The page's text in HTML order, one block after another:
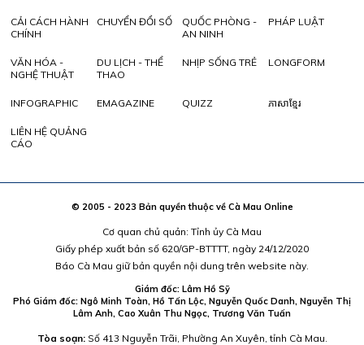
CẢI CÁCH HÀNH
CHÍNH
CHUYỂN ĐỔI SỐ
QUỐC PHÒNG -
AN NINH
PHÁP LUẬT
VĂN HÓA -
NGHỆ THUẬT
DU LỊCH - THỂ
THAO
NHỊP SỐNG TRẺ LONGFORM
INFOGRAPHIC EMAGAZINE QUIZZ ភាសាខ្មែរ
LIÊN HỆ QUẢNG
CÁO
© 2005 - 2023 Bản quyền thuộc về Cà Mau Online
Cơ quan chủ quản: Tỉnh ủy Cà Mau
Giấy phép xuất bản số 620/GP-BTTTT, ngày 24/12/2020
Báo Cà Mau giữ bản quyền nội dung trên website này.
Giám đốc: Lâm Hồ Sỹ
Phó Giám đốc: Ngô Minh Toàn, Hồ Tấn Lộc, Nguyễn Quốc Danh, Nguyễn Thị
Lâm Anh, Cao Xuân Thu Ngọc, Trương Văn Tuấn
Tòa soạn:Số 413 Nguyễn Trãi, Phường An Xuyên, tỉnh Cà Mau.